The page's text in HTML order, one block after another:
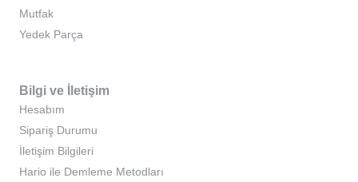
Mutfak
Yedek Parça
Bilgi ve İletişim
Hesabım
Sipariş Durumu
İletişim Bilgileri
Hario ile Demleme Metodları